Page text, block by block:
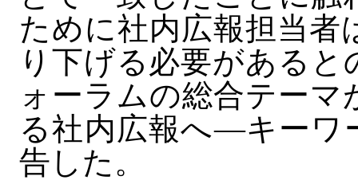
ために社内広報担当
り下げる必要がある
ォーラムの総合テー
る社内広報へ―キーワ
告した。